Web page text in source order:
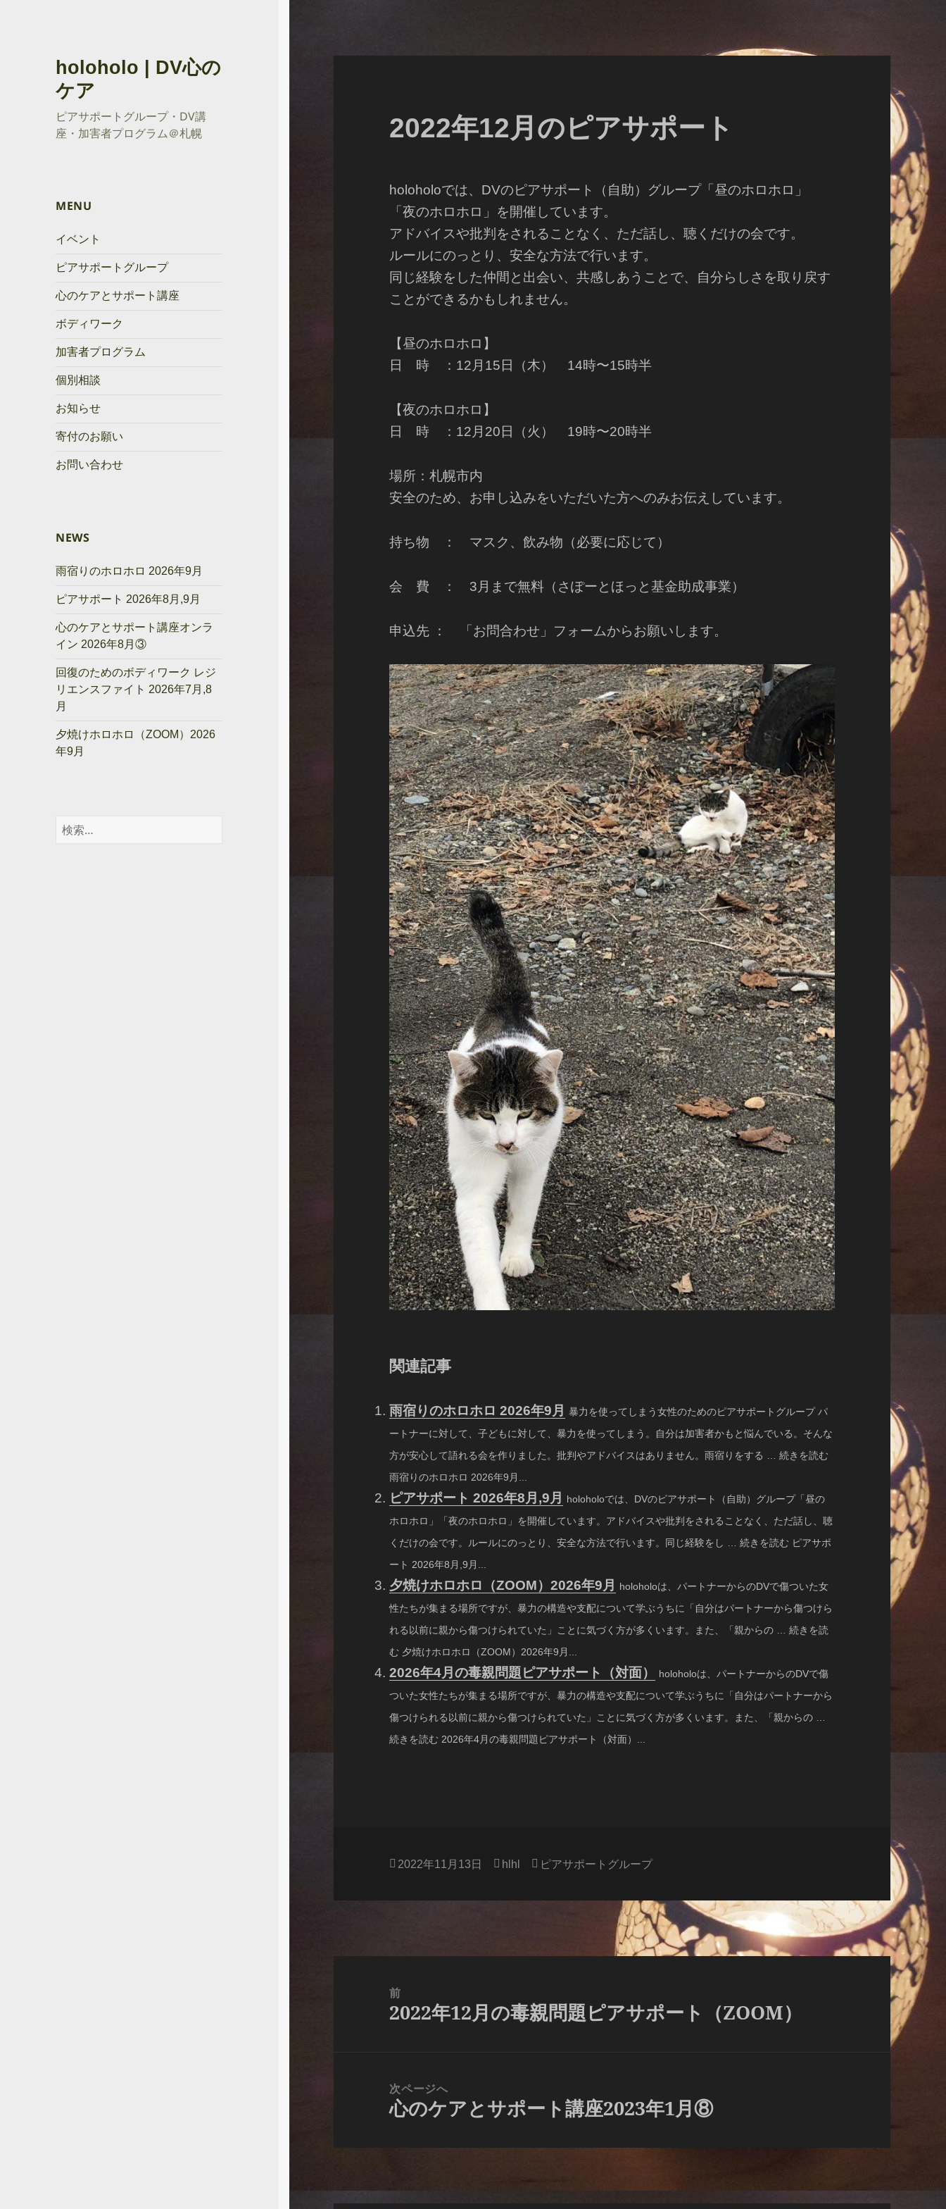
holoholo | DV心の
ケア
ピアサポートグループ・DV講
座・加害者プログラム＠札幌
MENU
イベント
ピアサポートグループ
心のケアとサポート講座
ボディワーク
加害者プログラム
個別相談
お知らせ
寄付のお願い
お問い合わせ
NEWS
雨宿りのホロホロ 2026年9月
ピアサポート 2026年8月,9月
心のケアとサポート講座オンラ
イン 2026年8月③
回復のためのボディワーク レジ
リエンスファイト 2026年7月,8
月
夕焼けホロホロ（ZOOM）2026
年9月
検
2022年12月のピアサポート
holoholoでは、DVのピアサポート（自助）グループ「昼のホロホロ」
「夜のホロホロ」を開催しています。
アドバイスや批判をされることなく、ただ話し、聴くだけの会です。
ルールにのっとり、安全な方法で行います。
同じ経験をした仲間と出会い、共感しあうことで、自分らしさを取り戻す
ことができるかもしれません。
【昼のホロホロ】
日 時 ：12月15日（木） 14時〜15時半
【夜のホロホロ】
日 時 ：12月20日（火） 19時〜20時半
場所：札幌市内
安全のため、お申し込みをいただいた方へのみお伝えしています。
持ち物 ： マスク、飲み物（必要に応じて）
会 費 ： 3月まで無料（さぽーとほっと基金助成事業）
申込先 ： 「お問合わせ」フォームからお願いします。
関連記事
雨宿りのホロホロ 2026年9月
暴力を使ってしまう女性のためのピアサポートグループ パ
ートナーに対して、子どもに対して、暴力を使ってしまう。自分は加害者かもと悩んでいる。そんな
方が安心して語れる会を作りました。批判やアドバイスはありません。雨宿りをする … 続きを読む
雨宿りのホロホロ 2026年9月...
ピアサポート 2026年8月,9月
holoholoでは、DVのピアサポート（自助）グループ「昼の
ホロホロ」「夜のホロホロ」を開催しています。アドバイスや批判をされることなく、ただ話し、聴
くだけの会です。ルールにのっとり、安全な方法で行います。同じ経験をし … 続きを読む ピアサポ
ート 2026年8月,9月...
夕焼けホロホロ（ZOOM）2026年9月
holoholoは、パートナーからのDVで傷ついた女
性たちが集まる場所ですが、暴力の構造や支配について学ぶうちに「自分はパートナーから傷つけら
れる以前に親から傷つけられていた」ことに気づく方が多くいます。また、「親からの … 続きを読
む 夕焼けホロホロ（ZOOM）2026年9月...
2026年4月の毒親問題ピアサポート（対面）
holoholoは、パートナーからのDVで傷
ついた女性たちが集まる場所ですが、暴力の構造や支配について学ぶうちに「自分はパートナーから
傷つけられる以前に親から傷つけられていた」ことに気づく方が多くいます。また、「親からの …
続きを読む 2026年4月の毒親問題ピアサポート（対面）...
投
2022年11月13日
作
hlhl
カ
ピアサポートグループ
前
前
2022年12月の毒親問題ピアサポート（ZOOM）
次ページへ
次
心のケアとサポート講座2023年1月⑧